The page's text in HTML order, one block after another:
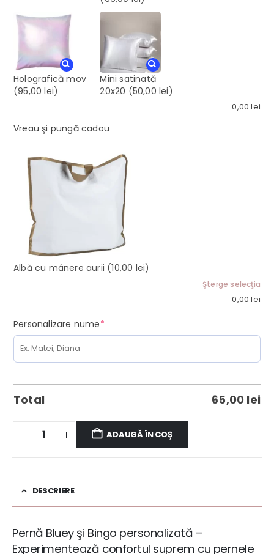
Holografică mov
(95,00 lei)
Mini satinată
20x20 (50,00 lei)
0,00lei
Vreau şi pungă cadou
Albă cu mânere aurii (10,00 lei)
Şterge selecţia
0,00lei
Personalizare nume*(required)
Total 65,00 lei
ADAUGĂ ÎN COȘ
DESCRIERE
Pernă Bluey şi Bingo personalizată –
Experimentează confortul suprem cu pernele